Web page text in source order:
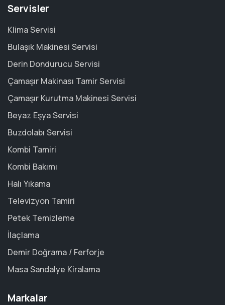
Servisler
Klima Servisi
Bulaşık Makinesi Servisi
Derin Dondurucu Servisi
Çamaşır Makinası Tamir Servisi
Çamaşır Kurutma Makinesi Servisi
Beyaz Eşya Servisi
Buzdolabı Servisi
Kombi Tamiri
Kombi Bakımı
Halı Yıkama
Televizyon Tamiri
Petek Temizleme
İlaçlama
Demir Doğrama / Ferforje
Masa Sandalye Kiralama
Markalar